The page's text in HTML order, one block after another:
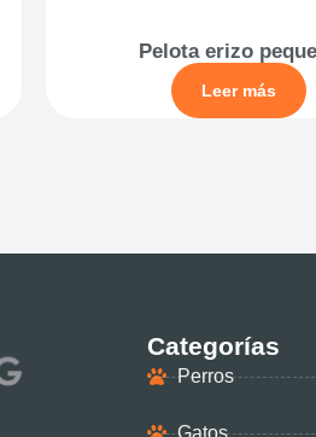
Pelota erizo
Leer más
Categorías
Perros